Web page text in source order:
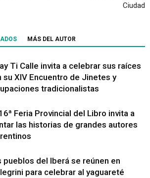
Ciudad
MÁS DEL AUTOR
Ti Calle invita a celebrar sus raíces
su XIV Encuentro de Jinetes y
tradicionalistas
Feria Provincial del Libro invita a
las historias de grandes autores
pueblos del Iberá se reúnen en
para celebrar al yaguareté